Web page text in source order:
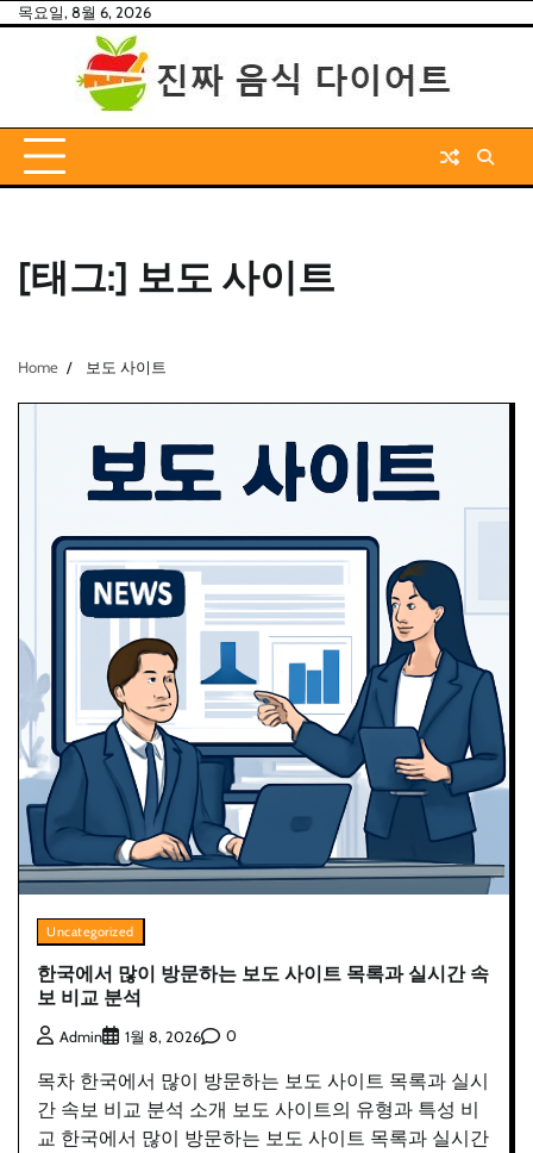
Skip목요일, 8월 6, 2026
[태그:] 보도 사이트
Home 보도 사이트
Uncategorized
한국에서 많이 방문하는 보도 사이트 목록과 실시간 속
보 비교 분석
Admin 1월 8, 2026 0
목차 한국에서 많이 방문하는 보도 사이트 목록과 실시
간 속보 비교 분석 소개 보도 사이트의 유형과 특성 비
교 한국에서 많이 방문하는 보도 사이트 목록과 실시간